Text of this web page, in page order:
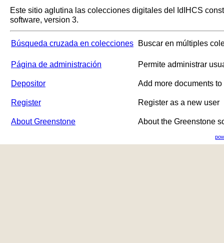
Este sitio aglutina las colecciones digitales del IdIHCS
software, version 3.
Búsqueda cruzada en colecciones Buscar en múltiples
Página de administración Permite administrar
Depositor Add more documents
Register Register as a new user
About Greenstone About the Greenstone